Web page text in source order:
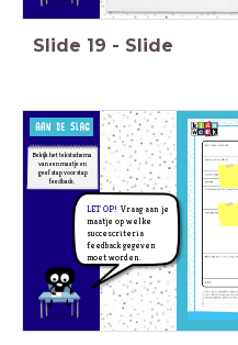
Slide 19 - Slide
Bekijk het tekstschema
van een maatje en
geef stap voor stap
feedback.
LET OP! Vraag aan je
maatje op welke
succescriteria
feedback gegeven
moet worden.